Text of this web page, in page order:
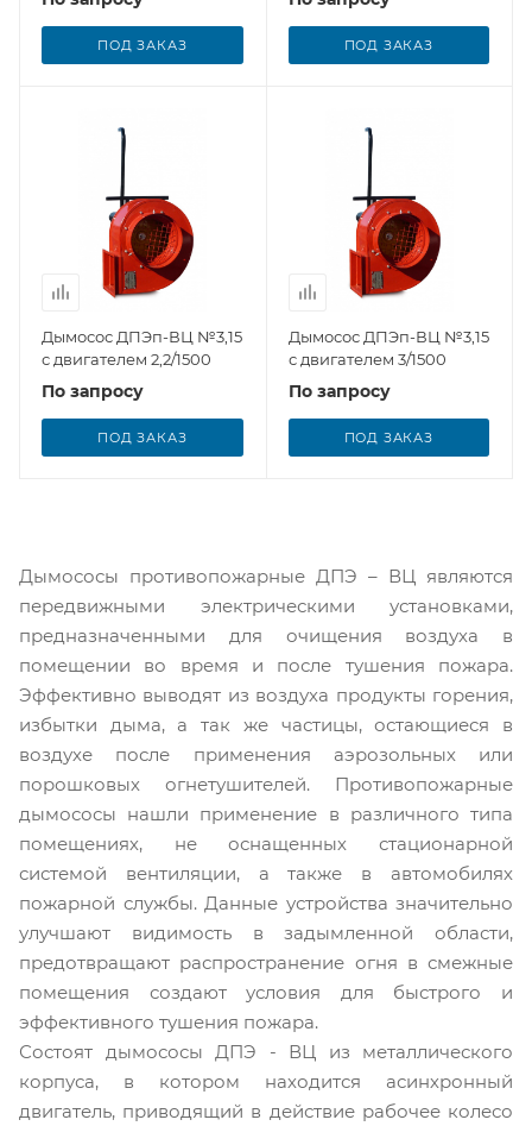
ПОД ЗАКАЗ ПОД ЗАКАЗ
Дымосос ДПЭп-ВЦ №3,15
с двигателем 2,2/1500
По запросу
ПОД ЗАКАЗ
Дымосос ДПЭп-ВЦ №3,15
с двигателем 3/1500
По запросу
ПОД ЗАКАЗ
Дымососы противопожарные ДПЭ – ВЦ являются
передвижными электрическими установками,
предназначенными для очищения воздуха в
помещении во время и после тушения пожара.
Эффективно выводят из воздуха продукты горения,
избытки дыма, а так же частицы, остающиеся в
воздухе после применения аэрозольных или
порошковых огнетушителей. Противопожарные
дымососы нашли применение в различного типа
помещениях, не оснащенных стационарной
системой вентиляции, а также в автомобилях
пожарной службы. Данные устройства значительно
улучшают видимость в задымленной области,
предотвращают распространение огня в смежные
помещения создают условия для быстрого и
эффективного тушения пожара.
Состоят дымососы ДПЭ - ВЦ из металлического
корпуса, в котором находится асинхронный
двигатель, приводящий в действие рабочее колесо